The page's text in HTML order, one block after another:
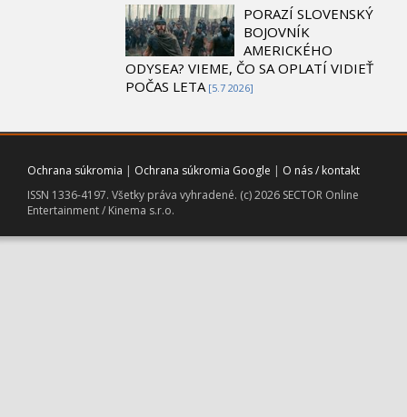
PORAZÍ SLOVENSKÝ
BOJOVNÍK
AMERICKÉHO
ODYSEA? VIEME, ČO SA OPLATÍ VIDIEŤ
POČAS LETA [5.7 2026]
Ochrana súkromia | Ochrana súkromia Google | O nás / kontakt
ISSN 1336-4197. Všetky práva vyhradené. (c) 2026 SECTOR Online
Entertainment / Kinema s.r.o.